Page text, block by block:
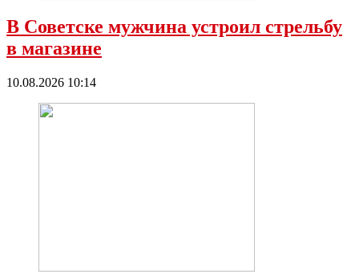
В Советске мужчина устроил стрельбу
в магазине
10.08.2026 10:14